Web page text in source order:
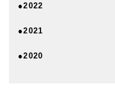
●2022
●2021
●2020